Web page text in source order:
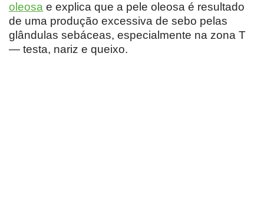
oleosa e explica que a pele oleosa é resultado
de uma produção excessiva de sebo pelas
glândulas sebáceas, especialmente na zona T
— testa, nariz e queixo.